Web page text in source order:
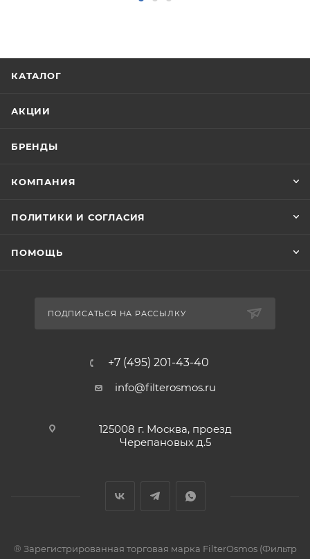
КАТАЛОГ
АКЦИИ
БРЕНДЫ
КОМПАНИЯ
ПОЛИТИКИ И СОГЛАСИЯ
ПОМОЩЬ
ПОДПИСАТЬСЯ НА РАССЫЛКУ
+7 (495) 201-43-40
info@filterosmos.ru
125008 г. Москва, проезд
Черепановых д.5
® Зарегистрированная торговая марка FilterOsmos (Фильтр